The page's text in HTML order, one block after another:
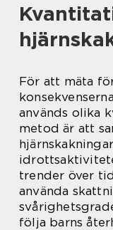
För att mäta
används olika
metod är att
trender över
använda
följa barns